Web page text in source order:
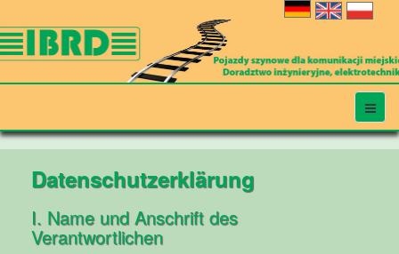
Datenschutzerklärung
I. Name und Anschrift des
Verantwortlichen